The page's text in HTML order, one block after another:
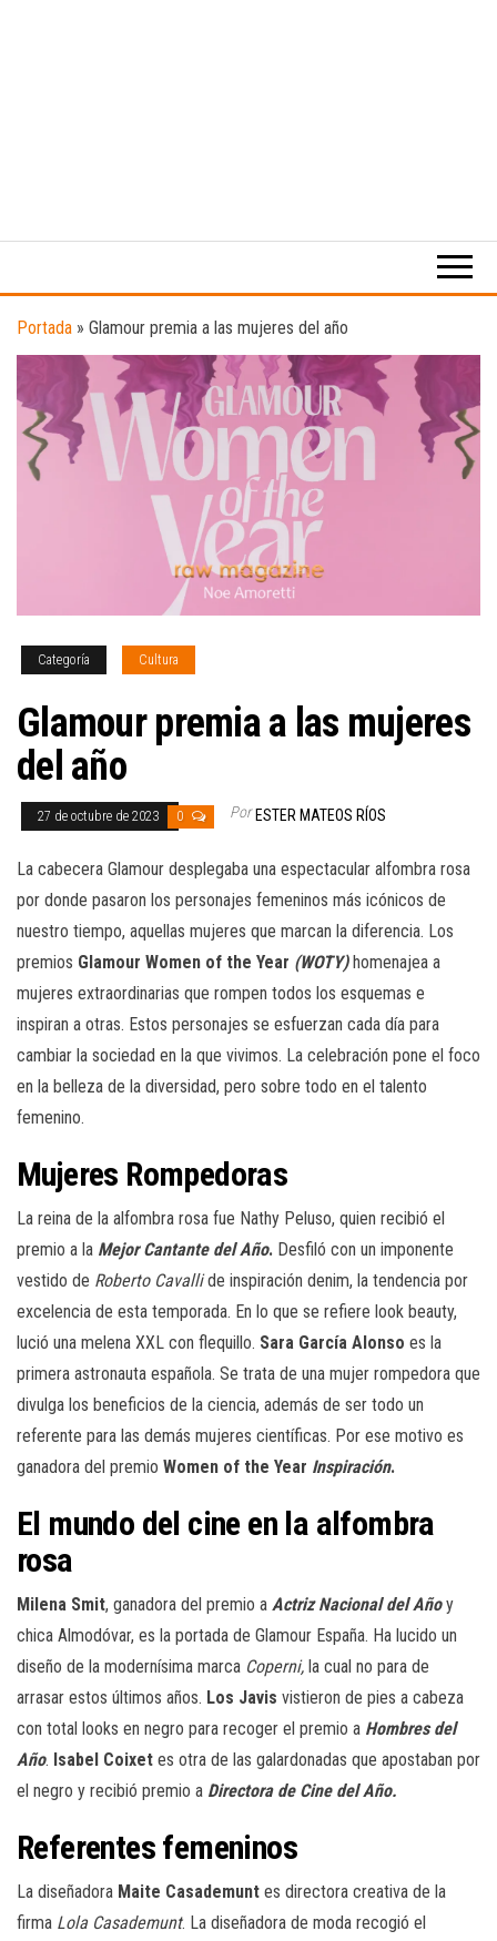
digital
el
deporte y
la
música.
Portada » Glamour premia a las mujeres del año
Categoría Cultura
Glamour premia a las mujeres
del año
27 de octubre de 2023 0 Por ESTER MATEOS RÍOS
La cabecera Glamour desplegaba una espectacular alfombra rosa
por donde pasaron los personajes femeninos más icónicos de
nuestro tiempo, aquellas mujeres que marcan la diferencia. Los
premios Glamour Women of the Year (WOTY)homenajea a
mujeres extraordinarias que rompen todos los esquemas e
inspiran a otras. Estos personajes se esfuerzan cada día para
cambiar la sociedad en la que vivimos. La celebración pone el foco
en la belleza de la diversidad, pero sobre todo en el talento
femenino.
Mujeres Rompedoras
La reina de la alfombra rosa fue Nathy Peluso, quien recibió el
premio a la Mejor Cantante del Año. Desfiló con un imponente
vestido de Roberto Cavallide inspiración denim, la tendencia por
excelencia de esta temporada. En lo que se refiere look beauty,
lució una melena XXL con flequillo. Sara García Alonso es la
primera astronauta española. Se trata de una mujer rompedora que
divulga los beneficios de la ciencia, además de ser todo un
referente para las demás mujeres científicas. Por ese motivo es
ganadora del premio Women of the Year Inspiración.
El mundo del cine en la alfombra
rosa
Milena Smit, ganadora del premio a Actriz Nacional del Añoy
chica Almodóvar, es la portada de Glamour España. Ha lucido un
diseño de la modernísima marca Coperni, la cual no para de
arrasar estos últimos años. Los Javis vistieron de pies a cabeza
con total looks en negro para recoger el premio a Hombres del
Año. Isabel Coixet es otra de las galardonadas que apostaban por
el negro y recibió premio a Directora de Cine del Año.
Referentes femeninos
La diseñadora Maite Casademunt es directora creativa de la
firma Lola Casademunt. La diseñadora de moda recogió el